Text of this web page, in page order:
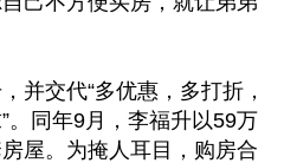
并交代“多优惠，多打折，
。同年9月，李福升以59万
屋。为掩人耳目，购房合